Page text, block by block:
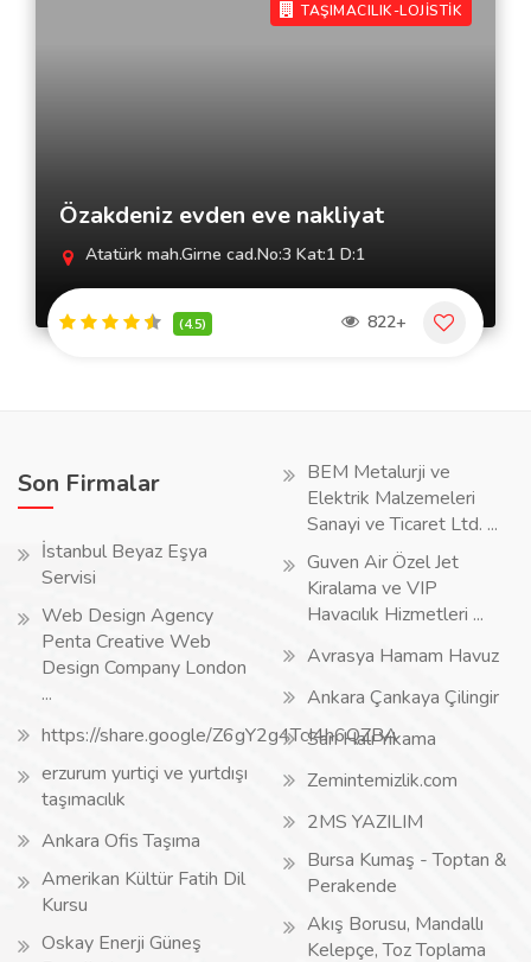
TAŞIMACILIK-LOJİSTİK
Özakdeniz evden eve nakliyat
Atatürk mah.Girne cad.No:3 Kat:1 D:1
(4.5) 822+
Son Firmalar
İstanbul Beyaz Eşya
Servisi
Web Design Agency
Penta Creative Web
Design Company London
...
https://share.google/Z6gY2g4TcI4h6QZBA
erzurum yurtiçi ve yurtdışı
taşımacılık
Ankara Ofis Taşıma
Amerikan Kültür Fatih Dil
Kursu
Oskay Enerji Güneş
BEM Metalurji ve
Elektrik Malzemeleri
Sanayi ve Ticaret Ltd. ...
Guven Air Özel Jet
Kiralama ve VIP
Havacılık Hizmetleri ...
Avrasya Hamam Havuz
Ankara Çankaya Çilingir
Sarı Halı Yıkama
Zemintemizlik.com
2MS YAZILIM
Bursa Kumaş - Toptan &
Perakende
Akış Borusu, Mandallı
Kelepçe, Toz Toplama